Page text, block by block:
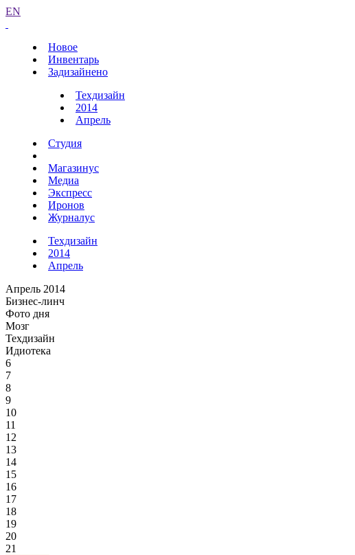
EN
Новое
Инвентарь
Задизайнено
Техдизайн
2014
Апрель
Студия
Магазинус
Медиа
Экспресс
Иронов
Журналус
Техдизайн
2014
Апрель
Апрель 2014
Бизнес-линч
Фото дня
Мозг
Техдизайн
Идиотека
6
7
8
9
10
11
12
13
14
15
16
17
18
19
20
21